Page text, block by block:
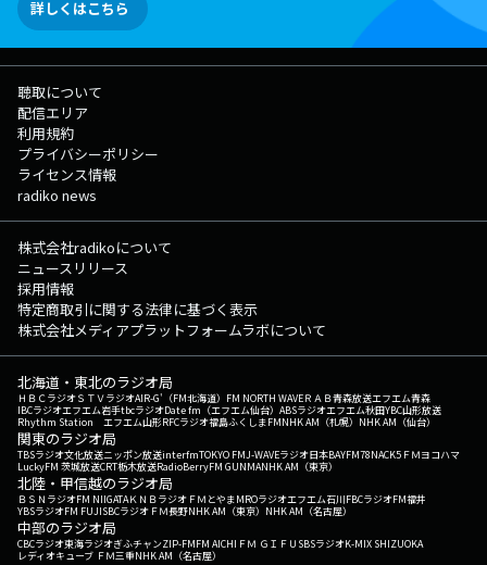
詳しくはこちら
聴取について
配信エリア
利用規約
プライバシーポリシー
ライセンス情報
radiko news
株式会社radikoについて
ニュースリリース
採用情報
特定商取引に関する法律に基づく表示
株式会社メディアプラットフォームラボについて
北海道・東北のラジオ局
ＨＢＣラジオＳＴＶラジオAIR-G'（FM北海道） FM NORTH WAVEＲＡＢ青森放送エフエム青森
IBCラジオエフエム岩手tbcラジオDate fm（エフエム仙台） ABSラジオエフエム秋田YBC山形放送
Rhythm Station エフエム山形RFCラジオ福島ふくしまFMNHK AM（札幌） NHK AM（仙台）
関東のラジオ局
TBSラジオ文化放送ニッポン放送interfmTOKYO FMJ-WAVEラジオ日本BAYFM78NACK5 ＦＭヨコハマ
LuckyFM 茨城放送CRT栃木放送RadioBerryFM GUNMANHK AM（東京）
北陸・甲信越のラジオ局
ＢＳＮラジオFM NIIGATAＫＮＢラジオ ＦＭとやまMROラジオエフエム石川FBCラジオFM福井
YBSラジオFM FUJISBCラジオ ＦＭ長野NHK AM（東京） NHK AM（名古屋）
中部のラジオ局
CBCラジオ東海ラジオぎふチャンZIP-FMFM AICHI ＦＭ ＧＩＦＵ SBSラジオK-MIX SHIZUOKA
レディオキューブ ＦＭ三重NHK AM（名古屋）